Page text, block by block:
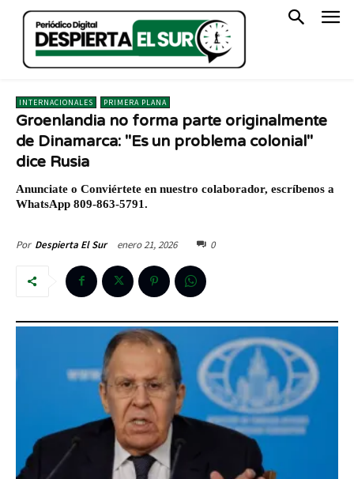
INTERNACIONALES PRIMERA PLANA
Groenlandia no forma parte originalmente
de Dinamarca: "Es un problema colonial"
dice Rusia
Anunciate o Conviértete en nuestro colaborador, escríbenos a
WhatsApp 809-863-5791.
Por Despierta El Sur enero 21, 2026 0